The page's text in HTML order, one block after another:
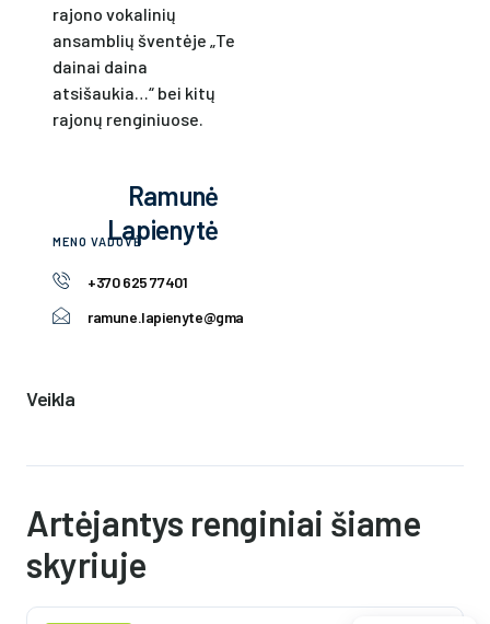
rajono vokalinių
ansamblių šventėje „Te
dainai daina
atsišaukia…“ bei kitų
rajonų renginiuose.
Ramunė
Lapienytė
MENO VADOVĖ
+370 625 77401
ramune.lapienyte@gmail.com
Veikla
Artėjantys renginiai šiame
skyriuje